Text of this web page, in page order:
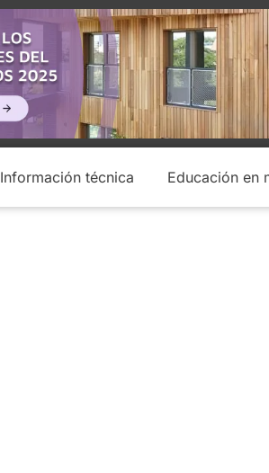
Información técnica Educación en